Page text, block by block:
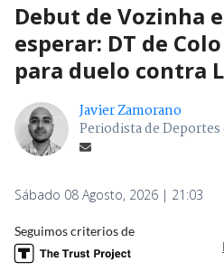
Debut de Vozinha
esperar: DT de
para duelo contra
Javier Zamorano
Periodista de
Sábado 08 Agosto, 2026 | 21:03
Seguimos criterios de